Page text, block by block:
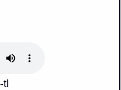
tl